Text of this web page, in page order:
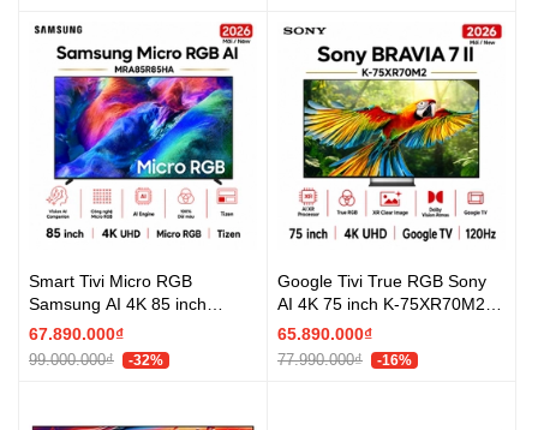
Smart Tivi Micro RGB
Samsung AI 4K 85 inch
MRA85R85HA - Mới 2026
67.890.000₫
99.000.000₫ -32%
Google Tivi True RGB Sony
AI 4K 75 inch K-75XR70M2 -
Mới 2026
65.890.000₫
77.990.000₫ -16%